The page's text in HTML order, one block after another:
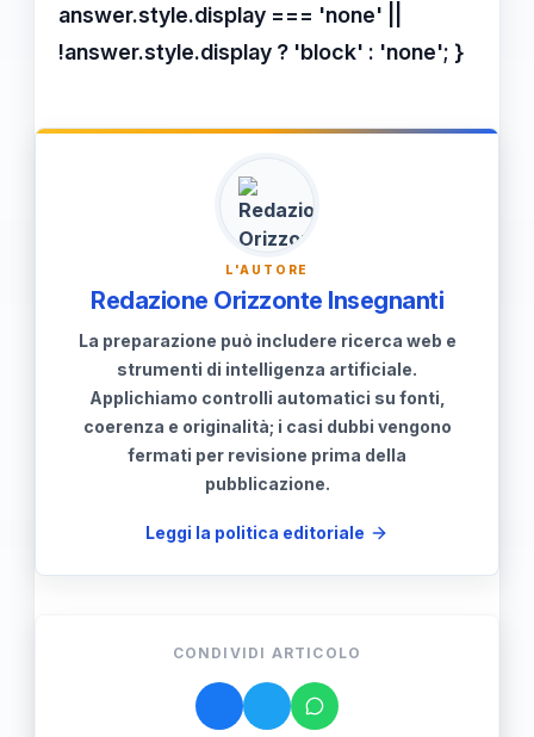
proprie influenze e il proprio stile
unico.
L'AUTORE
Redazione Orizzonte Insegnanti
La preparazione può includere ricerca web e
strumenti di intelligenza artificiale.
Applichiamo controlli automatici su fonti,
coerenza e originalità; i casi dubbi vengono
fermati per revisione prima della
pubblicazione.
Leggi la politica editoriale
CONDIVIDI ARTICOLO